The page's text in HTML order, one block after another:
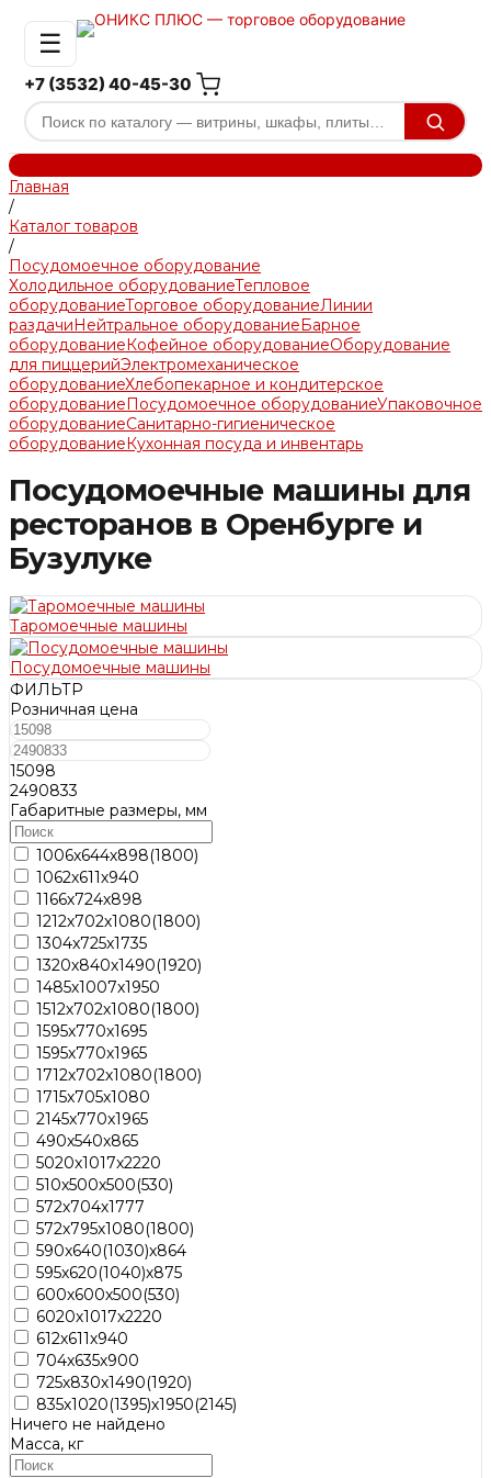
☰
+7 (3532) 40-45-30
Главная
/
Каталог товаров
/
Посудомоечное оборудование
Холодильное оборудованиеТепловое
оборудованиеТорговое оборудованиеЛинии
раздачиНейтральное оборудованиеБарное
оборудованиеКофейное оборудованиеОборудование
для пиццерийЭлектромеханическое
оборудованиеХлебопекарное и кондитерское
оборудованиеПосудомоечное оборудованиеУпаковочное
оборудованиеСанитарно-гигиеническое
оборудованиеКухонная посуда и инвентарь
Посудомоечные машины для
ресторанов в Оренбурге и
Бузулуке
Таромоечные машины
Посудомоечные машины
ФИЛЬТР
Розничная цена
15098
2490833
Габаритные размеры, мм
1006х644х898(1800)
1062х611х940
1166х724х898
1212х702х1080(1800)
1304x725x1735
1320х840х1490(1920)
1485х1007х1950
1512х702х1080(1800)
1595x770x1695
1595х770х1965
1712х702х1080(1800)
1715x705x1080
2145x770x1965
490x540x865
5020x1017x2220
510х500х500(530)
572х704х1777
572х795х1080(1800)
590x640(1030)x864
595х620(1040)х875
600х600х500(530)
6020х1017х2220
612х611х940
704x635х900
725х830х1490(1920)
835х1020(1395)х1950(2145)
Ничего не найдено
Масса, кг